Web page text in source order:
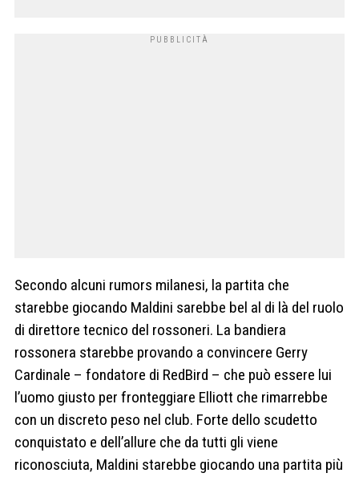
Secondo alcuni rumors milanesi, la partita che
starebbe giocando Maldini sarebbe bel al di là del ruolo
di direttore tecnico del rossoneri. La bandiera
rossonera starebbe provando a convincere Gerry
Cardinale – fondatore di RedBird – che può essere lui
l’uomo giusto per fronteggiare Elliott che rimarrebbe
con un discreto peso nel club. Forte dello scudetto
conquistato e dell’allure che da tutti gli viene
riconosciuta, Maldini starebbe giocando una partita più